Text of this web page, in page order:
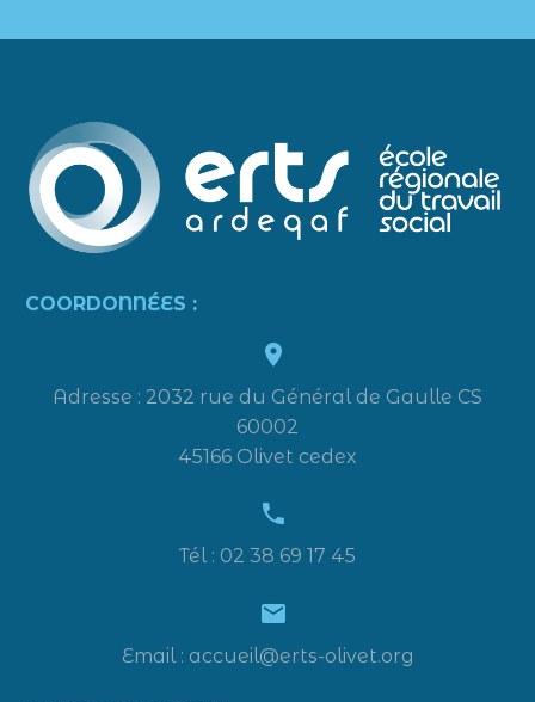
COORDONNÉES :


Adresse : 2032 rue du Général de Gaulle CS
60002
45166 Olivet cedex


Tél : 02 38 69 17 45


Email : accueil@erts-olivet.org